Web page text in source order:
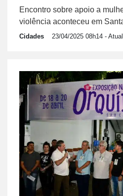
Encontro sobre apoio a
violência aconteceu em
Cidades 23/04/2025 08h14 -